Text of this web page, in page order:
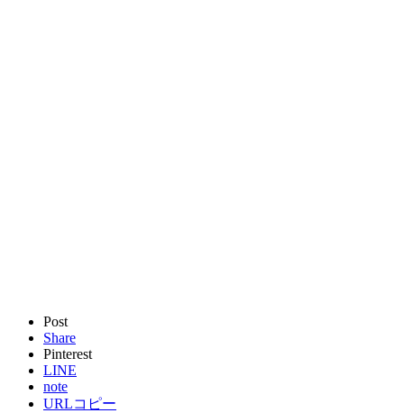
Post
Share
Pinterest
LINE
note
URLコピー